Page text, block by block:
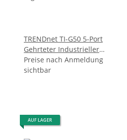
TRENDnet TI-G50 5-Port
Gehrteter Industrieller
Gigabit DIN-Rail Switch
Preise nach Anmeldung
sichtbar
AUF LAGER